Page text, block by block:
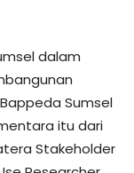
dalam
Sumsel
itu dari
Stakeholder